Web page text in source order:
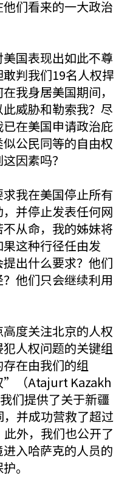
们看来的一大政治
国表现出如此不尊
判我们19名人权捍
我身居美国期间，
威胁和勒索我？尽
在美国申请政治庇
公民同等的自由权
因素吗？
我在美国停止所有
并停止发表任何网
从命，我的姊妹将
这种行径任由发
出什么要求？他们
他们只会继续利用
度关注北京的人权
人权问题的关键组
在由我们的组
”（Atajurt Kazakh
们提供了关于新疆
并成功营救了超过
外，我们也公开了
入哈萨克的人员的
。